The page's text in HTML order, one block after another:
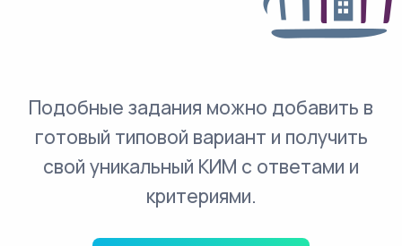
Подобные задания можно добавить в
готовый типовой вариант и получить
свой уникальный КИМ с ответами и
критериями.